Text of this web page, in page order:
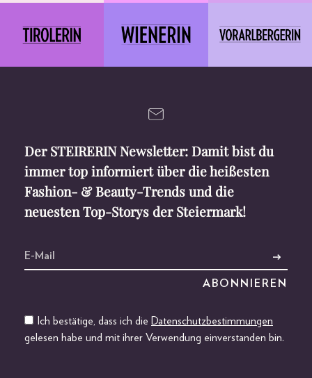
Der STEIRERIN Newsletter: Damit bist du
immer top informiert über die heißesten
Fashion- & Beauty-Trends und die
neuesten Top-Storys der Steiermark!
Ich bestätige, dass ich die Datenschutzbestimmungen
gelesen habe und mit ihrer Verwendung einverstanden bin.